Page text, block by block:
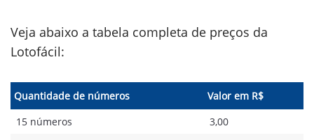
Veja abaixo a tabela completa de preços da
Lotofácil:
Quantidade de números
Valor em R$
15 números
3,00